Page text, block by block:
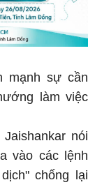
mạnh sự cần
làm việc
nói
vào các lệnh
chống lại